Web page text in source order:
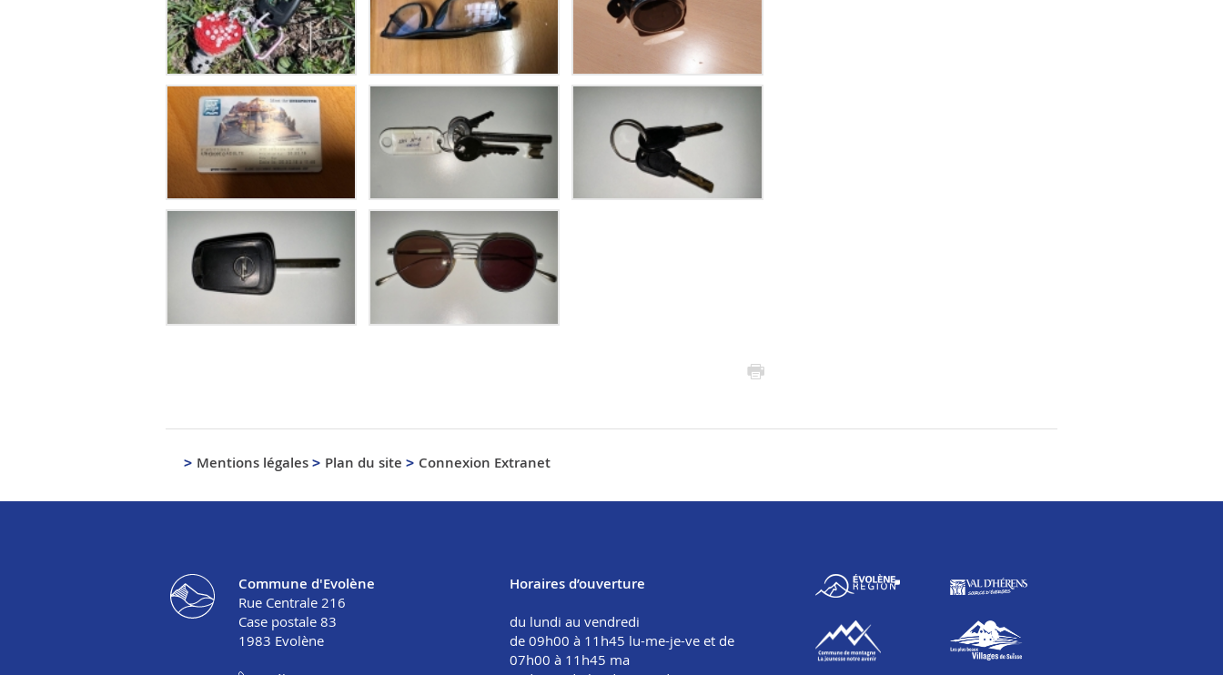
Mentions légales Plan du site Connexion Extranet
Commune d'Evolène
Rue Centrale 216
Case postale 83
1983 Evolène
Horaires d’ouverture
du lundi au vendredi
de 09h00 à 11h45 lu-me-je-ve et de
07h00 à 11h45 ma